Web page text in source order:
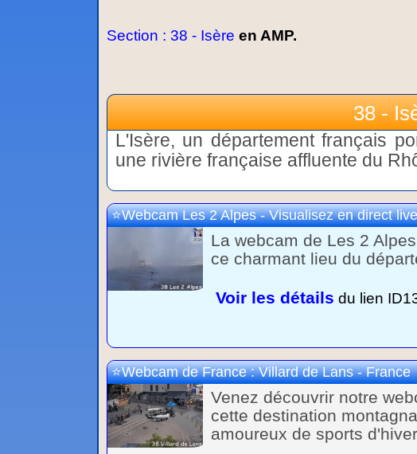
Section : 38 - Isère en AMP.
38 -
L'Isère, un département français
une rivière française affluente du
Webcam Les 2 Alpes - Visualisez en direct
La webcam de Les 2
ce charmant lieu du
Voir les détails du lien
Webcam de France : Villard de Lans - France
Venez découvrir notre
cette destination
amoureux de sports